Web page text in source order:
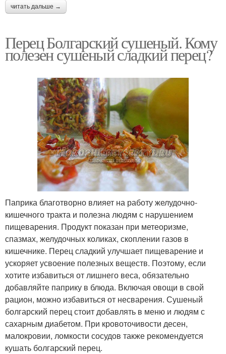
читать дальше →
Перец Болгарский сушеный. Кому
полезен сушеный сладкий перец?
Паприка благотворно влияет на работу желудочно-
кишечного тракта и полезна людям с нарушением
пищеварения. Продукт показан при метеоризме,
спазмах, желудочных коликах, скоплении газов в
кишечнике. Перец сладкий улучшает пищеварение и
ускоряет усвоение полезных веществ. Поэтому, если
хотите избавиться от лишнего веса, обязательно
добавляйте паприку в блюда. Включая овощи в свой
рацион, можно избавиться от несварения. Сушеный
болгарский перец стоит добавлять в меню и людям с
сахарным диабетом. При кровоточивости десен,
малокровии, ломкости сосудов также рекомендуется
кушать болгарский перец.